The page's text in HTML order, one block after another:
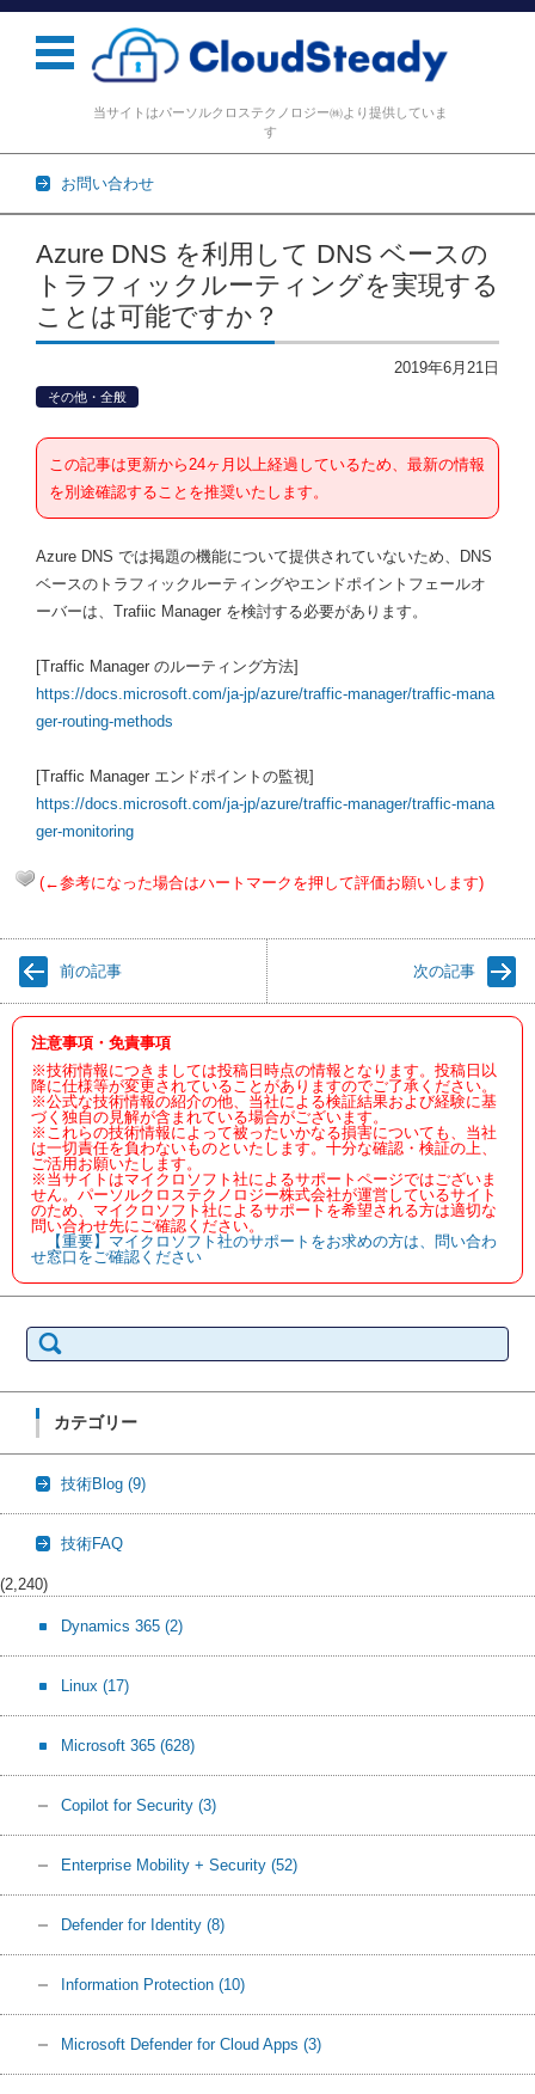
当サイトはパーソルクロステクノロジー㈱より提供していま
す
お問い合わせ
コンテンツに移動
Azure DNS を利用して DNS ベースの
トラフィックルーティングを実現する
ことは可能ですか？
2019年6月21日
その他・全般
この記事は更新から24ヶ月以上経過しているため、最新の情報
を別途確認することを推奨いたします。
Azure DNS では掲題の機能について提供されていないため、DNS
ベースのトラフィックルーティングやエンドポイントフェールオ
ーバーは、Trafiic Manager を検討する必要があります。
[Traffic Manager のルーティング方法]
https://docs.microsoft.com/ja-jp/azure/traffic-manager/traffic-mana
ger-routing-methods
[Traffic Manager エンドポイントの監視]
https://docs.microsoft.com/ja-jp/azure/traffic-manager/traffic-mana
ger-monitoring
(←参考になった場合はハートマークを押して評価お願いします)
前の記事 次の記事
注意事項・免責事項
※技術情報につきましては投稿日時点の情報となります。投稿日以
降に仕様等が変更されていることがありますのでご了承ください。
※公式な技術情報の紹介の他、当社による検証結果および経験に基
づく独自の見解が含まれている場合がございます。
※これらの技術情報によって被ったいかなる損害についても、当社
は一切責任を負わないものといたします。十分な確認・検証の上、
ご活用お願いたします。
※当サイトはマイクロソフト社によるサポートページではございま
せん。パーソルクロステクノロジー株式会社が運営しているサイト
のため、マイクロソフト社によるサポートを希望される方は適切な
問い合わせ先にご確認ください。
【重要】マイクロソフト社のサポートをお求めの方は、問い合わ
せ窓口をご確認ください
索:
カテゴリー
技術Blog (9)
技術FAQ
(2,240)
Dynamics 365 (2)
Linux (17)
Microsoft 365 (628)
Copilot for Security (3)
Enterprise Mobility + Security (52)
Defender for Identity (8)
Information Protection (10)
Microsoft Defender for Cloud Apps (3)